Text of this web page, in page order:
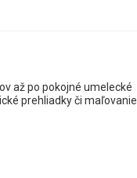
až po pokojné umelecké
prehliadky či maľovanie